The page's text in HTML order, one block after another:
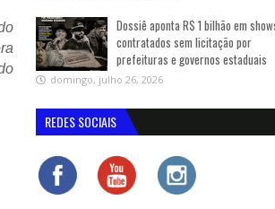
Dossiê aponta R$ 1 bilhão em
contratados sem licitação por
prefeituras e governos estaduais
domingo, julho 26, 2026
REDES SOCIAIS